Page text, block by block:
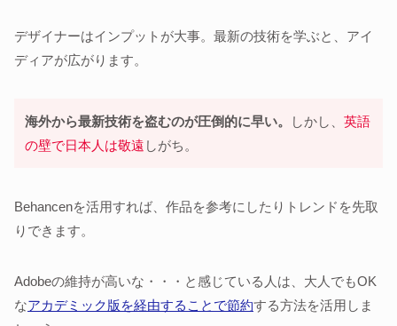
デザイナーはインプットが大事。最新の技術を学ぶと、アイ
ディアが広がります。
海外から最新技術を盗むのが圧倒的に早い。 しかし、 英語
の壁で日本人は敬遠 しがち。
Behancenを活用すれば、作品を参考にしたりトレンドを先取
りできます。
Adobeの維持が高いな・・・と感じている人は、大人でもOK
なアカデミック版を経由することで節約する方法を活用しま